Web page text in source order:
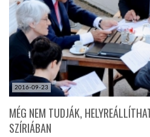
LATIMO.HU
GLOBOBOOK
2016-09-23
MÉG NEM TUDJÁK,
SZÍRIÁBAN